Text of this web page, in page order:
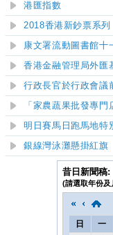
港匯指數
2018香港新鈔票系列
康文署流動圖書館十
香港金融管理局外匯
行政長官於行政會議
「家農蔬果批發專
明日賽馬日跑馬地特
銀線灣泳灘懸掛紅旗
昔日新聞稿:
(請選取年份及
日 一